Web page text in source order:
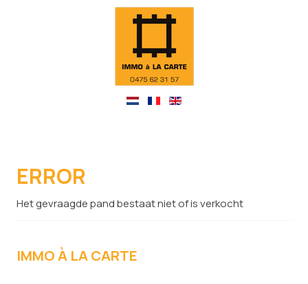
ERROR
Het gevraagde pand bestaat niet of is verkocht
IMMO À LA CARTE